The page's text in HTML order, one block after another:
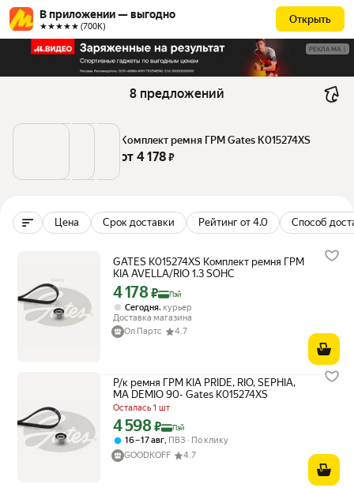
В приложении — выгодно
★★★★★ (700К)
Открыть
РЕКЛАМА
8 предложений
Комплект ремня ГРМ Gates K015274XS
от 4 178 ₽
Цена Срок доставки Рейтинг от 4.0 Способ
GATES K015274XS Комплект ремня ГРМ
KIA AVELLA/RIO 1.3 SOHC
Цена с картой Яндекс Пэй 4178 ₽ вместо
4 178₽ Пэй
Сегодня, курьер
Доставка магазина
Ол Партс
4.7
Р/к ремня ГРМ KIA PRIDE, RIO, SEPHIA,
MA DEMIO 90- Gates K015274XS
Осталась 1 шт
Цена с картой Яндекс Пэй 4598 ₽ вместо
4 598₽ Пэй
16 – 17 авг, ПВЗ
По клику
GOODKOFF
4.7